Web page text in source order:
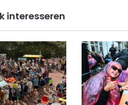
interesseren